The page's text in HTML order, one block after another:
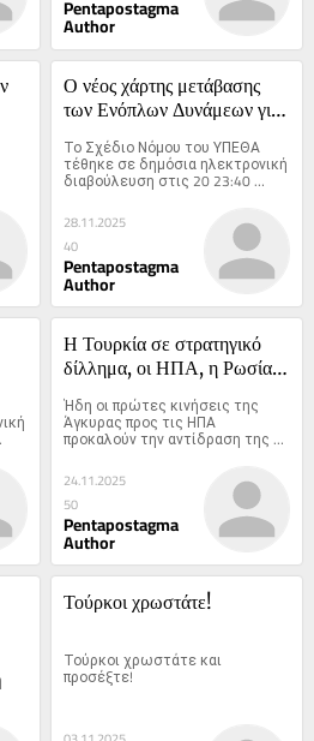
Pentapostagma
Author
Ο νέος χάρτης μετάβασης
των Ενόπλων Δυνάμεων για
Το Σχέδιο Νόμου του ΥΠΕΘΑ
τέθηκε σε δημόσια ηλεκτρονική
διαβούλευση στις 20 23:40
Νοε...
28.11.2025
40
Pentapostagma
Author
Η Τουρκία σε στρατηγικό
δίλλημα, οι ΗΠΑ, η Ρωσία
Ήδη οι πρώτες κινήσεις της
Άγκυρας προς τις ΗΠΑ
προκαλούν την αντίδραση της
Μόσχας
24.11.2025
50
Pentapostagma
Author
Τούρκοι χρωστάτε!
Τούρκοι χρωστάτε και
προσέξτε!